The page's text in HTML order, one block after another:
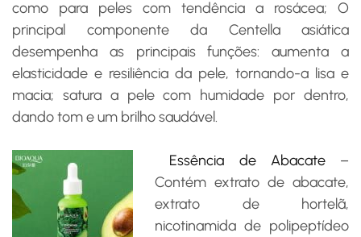
como para peles com tendência a rosácea; O
principal componente da Centella asiática
desempenha as principais funções: aumenta a
elasticidade e resiliência da pele, tornando-a lisa e
macia; satura a pele com humidade por dentro,
dando tom e um brilho saudável.
Essência de Abacate–
Contém extrato de abacate,
extrato de hortelã,
nicotinamida de polipeptídeo